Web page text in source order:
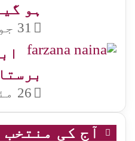
ہو
31 جولائی, 2026
26 مئی, 2020
آج کی منتخب